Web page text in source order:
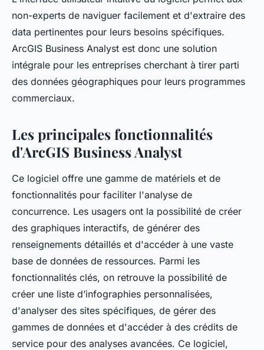
non-experts de naviguer facilement et d'extraire des
data pertinentes pour leurs besoins spécifiques.
ArcGIS Business Analyst est donc une solution
intégrale pour les entreprises cherchant à tirer parti
des données géographiques pour leurs programmes
commerciaux.
Les principales fonctionnalités
d'ArcGIS Business Analyst
Ce logiciel offre une gamme de matériels et de
fonctionnalités pour faciliter l'analyse de
concurrence. Les usagers ont la possibilité de créer
des graphiques interactifs, de générer des
renseignements détaillés et d'accéder à une vaste
base de données de ressources. Parmi les
fonctionnalités clés, on retrouve la possibilité de
créer une liste d’infographies personnalisées,
d'analyser des sites spécifiques, de gérer des
gammes de données et d'accéder à des crédits de
service pour des analyses avancées. Ce logiciel,